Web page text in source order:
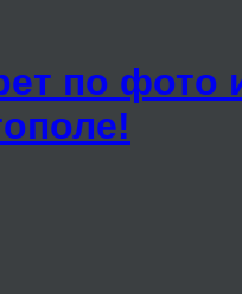
по фото